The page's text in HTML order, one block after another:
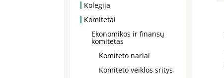
Kolegija
Komitetai
Ekonomikos ir finansų
komitetas
Komiteto nariai
Komiteto veiklos sritys